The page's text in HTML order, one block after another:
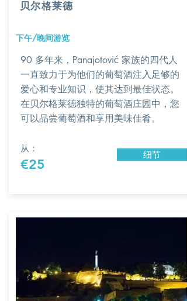
贝尔格莱德
下午/晚间游览
90 多年来，Panajotović 家族的四代人
一直致力于为他们的葡萄酒注入足够的
爱心和专业知识，使其达到最佳状态。
在贝尔格莱德独特的葡萄酒庄园中，您
可以品尝葡萄酒和享用美味佳肴。
从：
€25
细节